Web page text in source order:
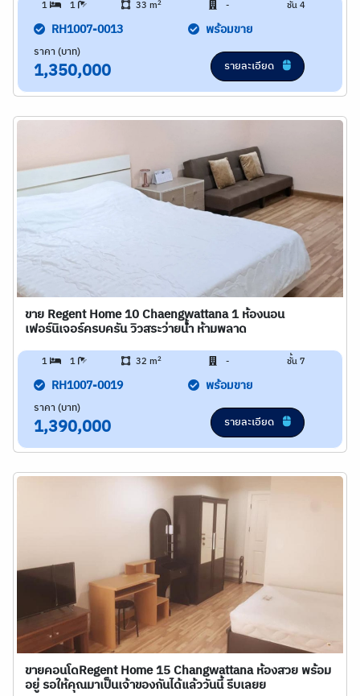
1 1 33 m2 - ชั้น 4
RH1007-0013 พร้อมขาย
ราคา (บาท)
1,350,000 รายละเอียด
ขาย Regent Home 10 Chaengwattana 1 ห้องนอน
เฟอร์นิเจอร์ครบครัน วิวสระว่ายน้้ำ ห้ามพลาด
1 1 32 m2 - ชั้น 7
RH1007-0019 พร้อมขาย
ราคา (บาท)
1,390,000 รายละเอียด
ขายคอนโดRegent Home 15 Changwattana ห้องสวย พร้อม
อยู่ รอให้คุณมาเป็นเจ้าของกันได้แล้ววันนี้ รีบเลยย